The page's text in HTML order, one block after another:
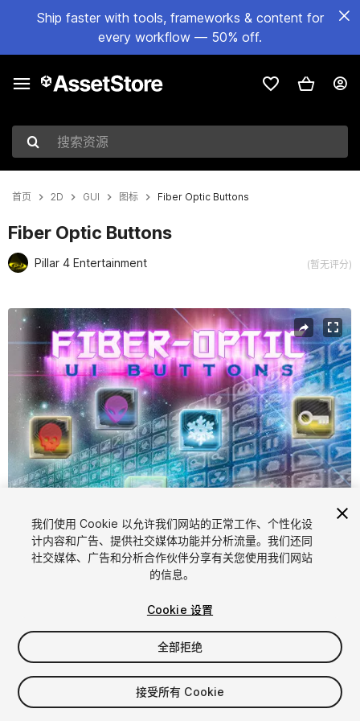
Ship faster with tools, frameworks & content for
every workflow — 50% off.
搜索资源
首页 2D GUI 图标 Fiber Optic Buttons
Fiber Optic Buttons
Pillar 4 Entertainment (暂无评分)
当前幻灯片：1 / 1
1 /1
$8
我们使用 Cookie 以允许我们网站的正常工作、个性化设
计内容和广告、提供社交媒体功能并分析流量。我们还同
社交媒体、广告和分析合作伙伴分享有关您使用我们网站
的信息。
Cookie 设置
全部拒绝
接受所有 Cookie